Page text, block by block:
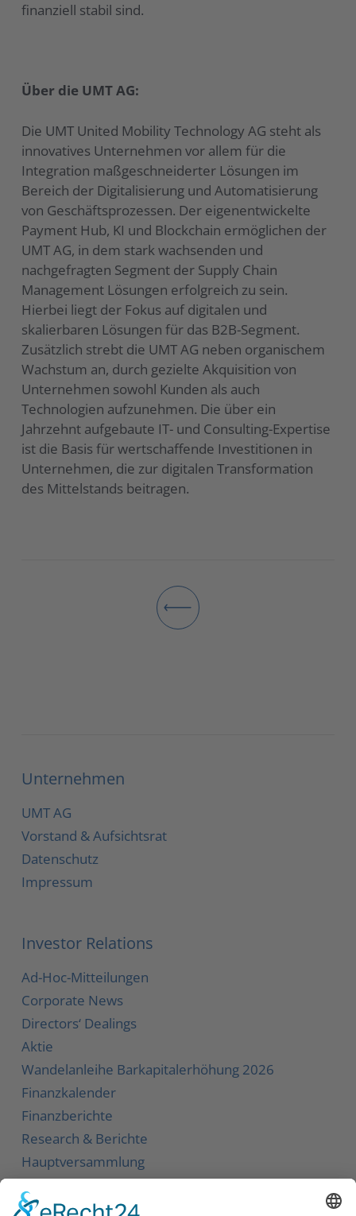
finanziell stabil sind.
Über die UMT AG:
Die UMT United Mobility Technology AG steht als
innovatives Unternehmen vor allem für die
Integration maßgeschneiderter Lösungen im
Bereich der Digitalisierung und Automatisierung
von Geschäftsprozessen. Der eigenentwickelte
Payment Hub, KI und Blockchain ermöglichen der
UMT AG, in dem stark wachsenden und
nachgefragten Segment der Supply Chain
Management Lösungen erfolgreich zu sein.
Hierbei liegt der Fokus auf digitalen und
skalierbaren Lösungen für das B2B-Segment.
Zusätzlich strebt die UMT AG neben organischem
Wachstum an, durch gezielte Akquisition von
Unternehmen sowohl Kunden als auch
Technologien aufzunehmen. Die über ein
Jahrzehnt aufgebaute IT- und Consulting-Expertise
ist die Basis für wertschaffende Investitionen in
Unternehmen, die zur digitalen Transformation
des Mittelstands beitragen.
Unternehmen
UMT AG
Vorstand & Aufsichtsrat
Datenschutz
Impressum
Investor Relations
Ad-Hoc-Mitteilungen
Corporate News
Directors‘ Dealings
Aktie
Wandelanleihe Barkapitalerhöhung 2026
Finanzkalender
Finanzberichte
Research & Berichte
Hauptversammlung